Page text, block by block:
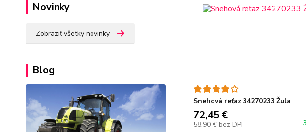
Novinky
Zobraziť všetky novinky
Blog
Snehová reťaz 34270233 Žula
72,45 €
58,90 € bez DPH